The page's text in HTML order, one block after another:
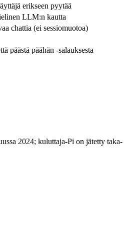
erikseen pyytää
LLM:n kautta
chattia (ei sessiomuotoa)
päästä päähän -salauksesta
2024; kuluttaja-Pi on jätetty taka-